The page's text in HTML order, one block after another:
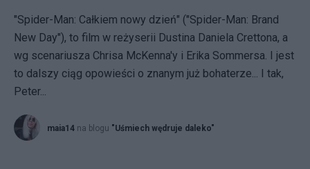
"Spider-Man: Całkiem nowy dzień" ("Spider-Man: Brand
New Day"), to film w reżyserii Dustina Daniela Crettona, a
wg scenariusza Chrisa McKenna'y i Erika Sommersa. I jest
to dalszy ciąg opowieści o znanym już bohaterze... I tak,
Peter...
maia14 na blogu "Uśmiech wędruje daleko"